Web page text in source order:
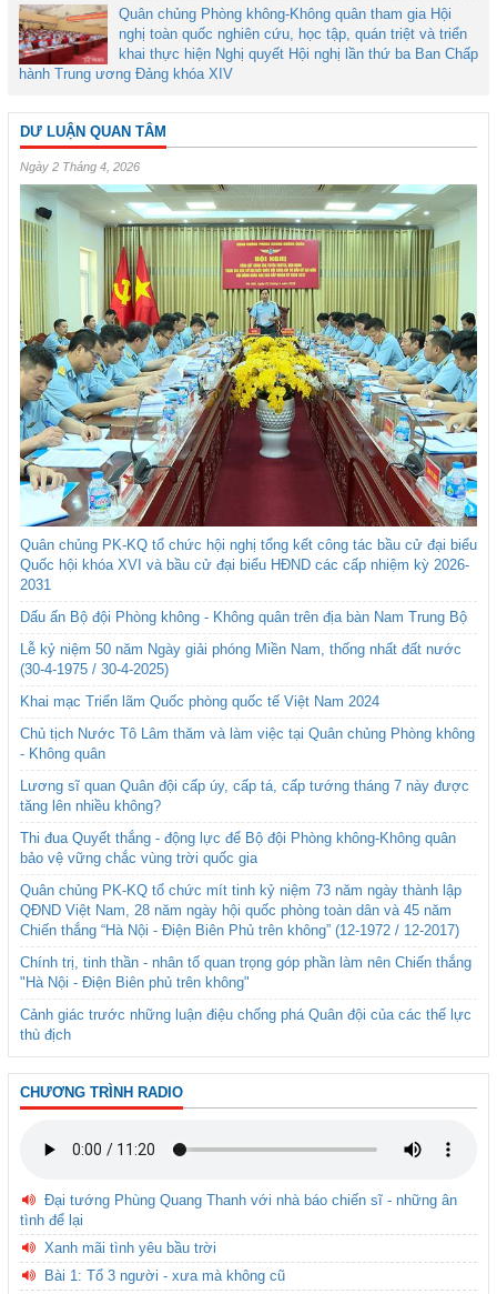
Quân chủng Phòng không-Không quân tham gia Hội
nghị toàn quốc nghiên cứu, học tập, quán triệt và triển
khai thực hiện Nghị quyết Hội nghị lần thứ ba Ban Chấp
hành Trung ương Đảng khóa XIV
DƯ LUẬN QUAN TÂM
Ngày 2 Tháng 4, 2026
Quân chủng PK-KQ tổ chức hội nghị tổng kết công tác bầu cử đại biểu
Quốc hội khóa XVI và bầu cử đại biểu HĐND các cấp nhiệm kỳ 2026-
2031
Dấu ấn Bộ đội Phòng không - Không quân trên địa bàn Nam Trung Bộ
Lễ kỷ niệm 50 năm Ngày giải phóng Miền Nam, thống nhất đất nước
(30-4-1975 / 30-4-2025)
Khai mạc Triển lãm Quốc phòng quốc tế Việt Nam 2024
Chủ tịch Nước Tô Lâm thăm và làm việc tại Quân chủng Phòng không
- Không quân
Lương sĩ quan Quân đội cấp úy, cấp tá, cấp tướng tháng 7 này được
tăng lên nhiều không?
Thi đua Quyết thắng - động lực để Bộ đội Phòng không-Không quân
bảo vệ vững chắc vùng trời quốc gia
Quân chủng PK-KQ tổ chức mít tinh kỷ niệm 73 năm ngày thành lập
QĐND Việt Nam, 28 năm ngày hội quốc phòng toàn dân và 45 năm
Chiến thắng “Hà Nội - Điện Biên Phủ trên không” (12-1972 / 12-2017)
Chính trị, tinh thần - nhân tố quan trọng góp phần làm nên Chiến thắng
"Hà Nội - Điện Biên phủ trên không"
Cảnh giác trước những luận điệu chống phá Quân đội của các thế lực
thù địch
CHƯƠNG TRÌNH RADIO
Đại tướng Phùng Quang Thanh với nhà báo chiến sĩ - những ân
tình để lại
Xanh mãi tình yêu bầu trời
Bài 1: Tổ 3 người - xưa mà không cũ